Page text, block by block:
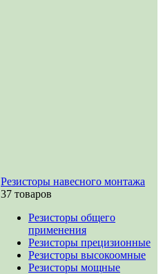
Резисторы навесного монтажа
37 товаров
Резисторы общего
применения
Резисторы прецизионные
Резисторы высокоомные
Резисторы мощные